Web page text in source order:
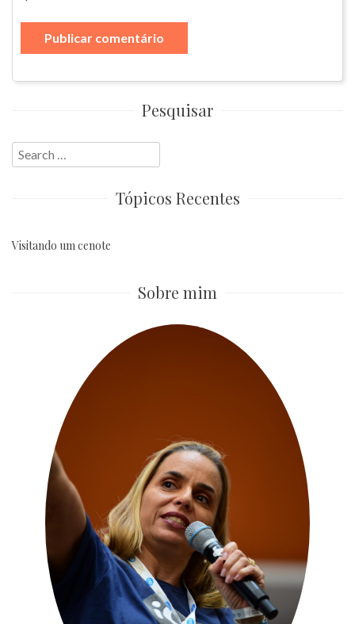
Pesquisar
Search
for:
Tópicos Recentes
Visitando um cenote
Sobre mim